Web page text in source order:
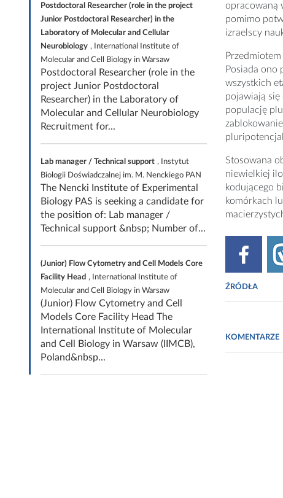
Postdoctoral Researcher (role in the project
Junior Postdoctoral Researcher) in the
Laboratory of Molecular and Cellular
Neurobiology , International Institute of
Molecular and Cell Biology in Warsaw
Postdoctoral Researcher (role in the
project Junior Postdoctoral
Researcher) in the Laboratory of
Molecular and Cellular Neurobiology
Recruitment for...
Lab manager / Technical support , Instytut
Biologii Doświadczalnej im. M. Nenckiego PAN
The Nencki Institute of Experimental
Biology PAS is seeking a candidate for
the position of: Lab manager /
Technical support &nbsp; Number of...
(Junior) Flow Cytometry and Cell Models Core
Facility Head , International Institute of
Molecular and Cell Biology in Warsaw
(Junior) Flow Cytometry and Cell
Models Core Facility Head The
International Institute of Molecular
and Cell Biology in Warsaw (IIMCB),
Poland&nbsp...
opracowaną
pomimo
izraelscy
Posiada ono
wszystkich
pojawiają
populację
Stosowana
niewielkiej
kodującego
komórkach
ŹRÓDŁA
KOMENTARZE